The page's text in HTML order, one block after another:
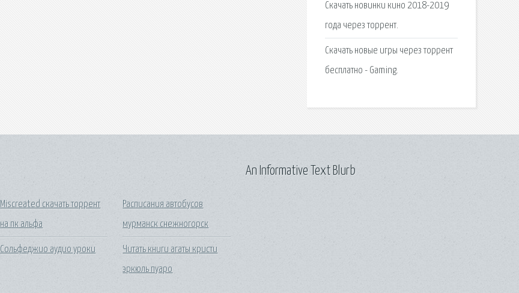
Скачать новинки кино 2018-2019
года через торрент.
Скачать новые игры через торрент
бесплатно - Gaming.
Miscreated скачать торрент
на пк альфа
Сольфеджио аудио уроки
Расписания автобусов
мурманск снежногорск
Читать книги агаты кристи
эркюль пуаро
An Informative Text Blurb